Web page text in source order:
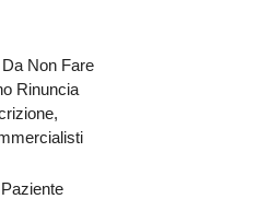
Non Fare
Rinuncia